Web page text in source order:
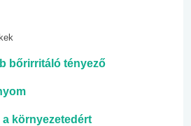
bőrirritáló tényező
környezetedért